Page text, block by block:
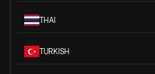
THAI
TURKISH